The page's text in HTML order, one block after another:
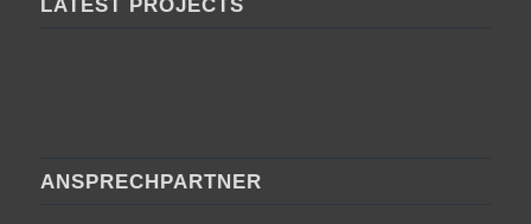
LATEST PROJECTS
ANSPRECHPARTNER